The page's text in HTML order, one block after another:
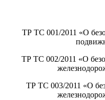
ТР ТС 001/2011 «О
ТР ТС 002/2011 «О
ТР ТС 003/2011 «О